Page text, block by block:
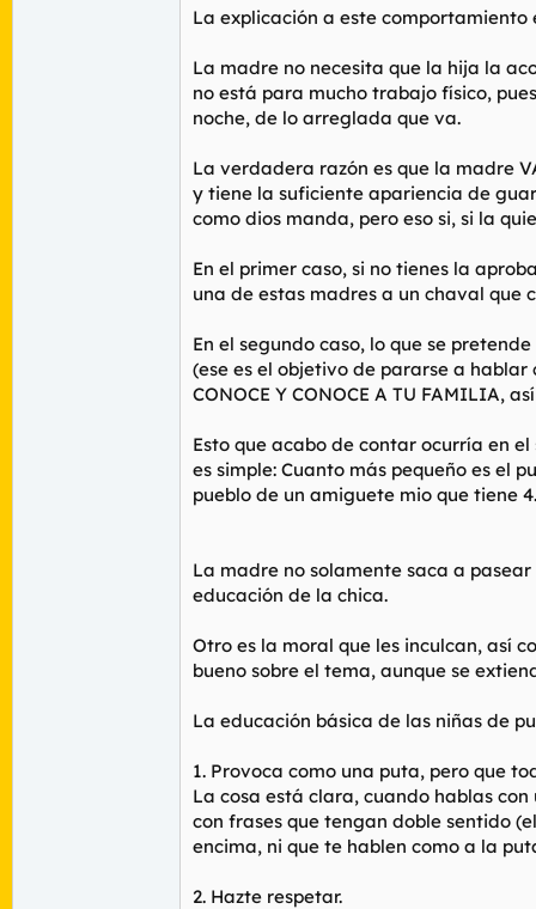
La explicación a este comportamiento
La madre no necesita que la hija la
no está para mucho trabajo físico,
noche, de lo arreglada que va.
La verdadera razón es que la madre
y tiene la suficiente apariencia de
como dios manda, pero eso si, si la
En el primer caso, si no tienes la
una de estas madres a un chaval que
En el segundo caso, lo que se
(ese es el objetivo de pararse a
CONOCE Y CONOCE A TU FAMILIA,
Esto que acabo de contar ocurría en
es simple: Cuanto más pequeño es el
pueblo de un amiguete mio que tiene
La madre no solamente saca a
educación de la chica.
Otro es la moral que les inculcan, así
bueno sobre el tema, aunque se
La educación básica de las niñas de
1. Provoca como una puta, pero que
La cosa está clara, cuando hablas
con frases que tengan doble sentido
encima, ni que te hablen como a la
2. Hazte respetar.